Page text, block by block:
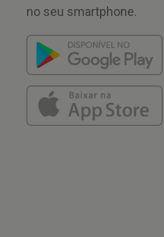
no seu smartphone.